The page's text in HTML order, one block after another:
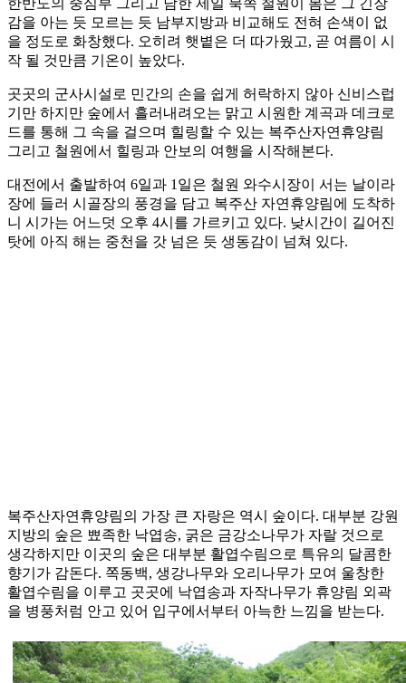
한반도의 중심부 그리고 남한 제일 북쪽 철원이 봄은 그 긴장
감을 아는 듯 모르는 듯 남부지방과 비교해도 전혀 손색이 없
을 정도로 화창했다. 오히려 햇볕은 더 따가웠고, 곧 여름이 시
작 될 것만큼 기온이 높았다.
곳곳의 군사시설로 민간의 손을 쉽게 허락하지 않아 신비스럽
기만 하지만 숲에서 흘러내려오는 맑고 시원한 계곡과 데크로
드를 통해 그 속을 걸으며 힐링할 수 있는 복주산자연휴양림
그리고 철원에서 힐링과 안보의 여행을 시작해본다.
대전에서 출발하여 6일과 1일은 철원 와수시장이 서는 날이라
장에 들러 시골장의 풍경을 담고 복주산 자연휴양림에 도착하
니 시가는 어느덧 오후 4시를 가르키고 있다. 낮시간이 길어진
탓에 아직 해는 중천을 갓 넘은 듯 생동감이 넘쳐 있다.
복주산자연휴양림의 가장 큰 자랑은 역시 숲이다. 대부분 강원
지방의 숲은 뾰족한 낙엽송, 굵은 금강소나무가 자랄 것으로
생각하지만 이곳의 숲은 대부분 활엽수림으로 특유의 달콤한
향기가 감돈다. 쪽동백, 생강나무와 오리나무가 모여 울창한
활엽수림을 이루고 곳곳에 낙엽송과 자작나무가 휴양림 외곽
을 병풍처럼 안고 있어 입구에서부터 아늑한 느낌을 받는다.